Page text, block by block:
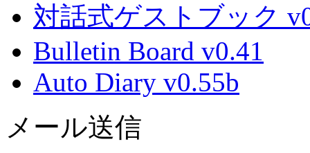
対話式ゲストブック
Bulletin Board v0.41
Auto Diary v0.55b
メール送信